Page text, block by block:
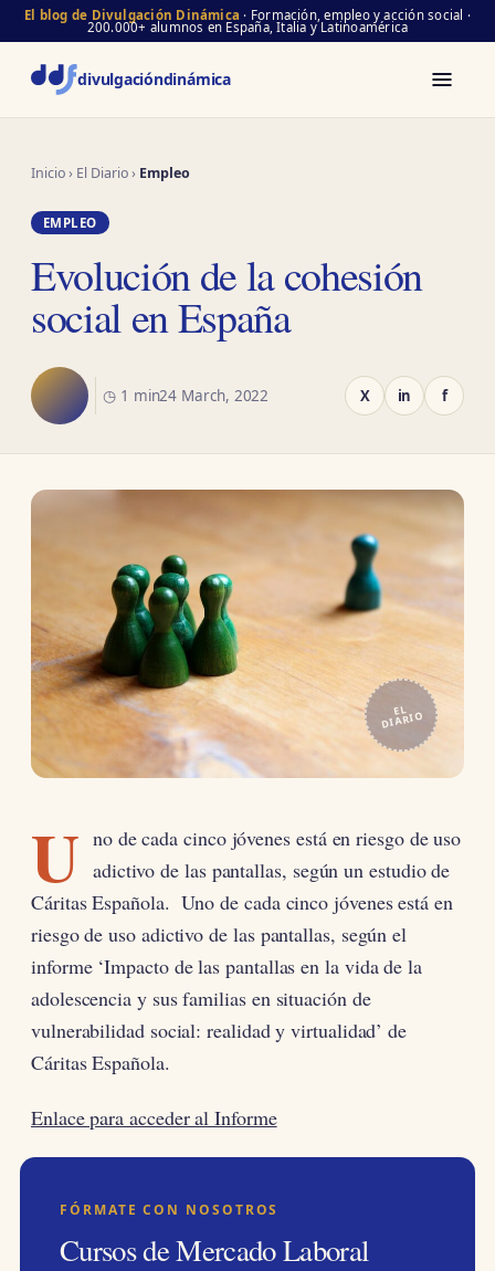
El blog de Divulgación Dinámica · Formación, empleo y acción social ·
200.000+ alumnos en España, Italia y Latinoamérica
divulgacióndinámica
Inicio› El Diario› Empleo
EMPLEO
Evolución de la cohesión
social en España
◷ 1 min24 March, 2022 X in f
EL
DIARIO
U no de cada cinco jóvenes está en riesgo de uso
adictivo de las pantallas, según un estudio de
Cáritas Española. Uno de cada cinco jóvenes está en
riesgo de uso adictivo de las pantallas, según el
informe ‘Impacto de las pantallas en la vida de la
adolescencia y sus familias en situación de
vulnerabilidad social: realidad y virtualidad’ de
Cáritas Española.
Enlace para acceder al Informe
FÓRMATE CON NOSOTROS
Cursos de Mercado Laboral